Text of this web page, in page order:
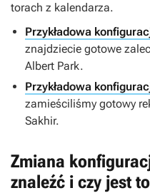
torach z kalendarza.
Przykładowa
znajdziecie gotowe
Albert Park.
Przykładowa
zamieściliśmy gotowy
Sakhir.
Zmiana
znaleźć i czy jest